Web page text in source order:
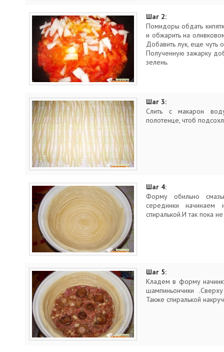
Шаг 2:
Помидоры обдать
и обжарить на
Добавить лук, еще чуть
Полученную зажарку
зелень.
Шаг 3:
Слить с макарон
полотенце, чтоб
Шаг 4:
Форму обильно
серединки начинаем
спиралькой.И так пока
Шаг 5:
Кладем в форму
шампиньончики
Также спиралькой